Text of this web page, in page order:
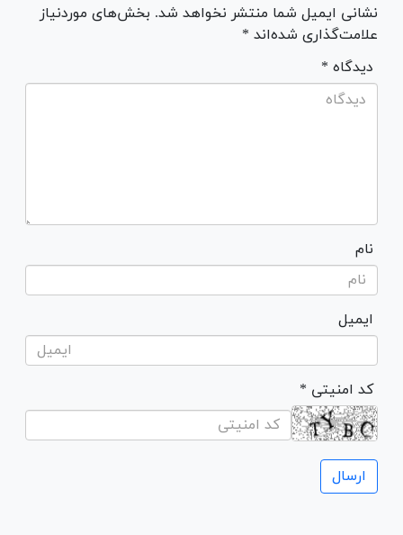
نشانی ایمیل شما منتشر نخواهد شد. بخش‌های موردنیاز
علامت‌گذاری شده‌اند *
* دیدگاه
نام
ایمیل
* کد امنیتی